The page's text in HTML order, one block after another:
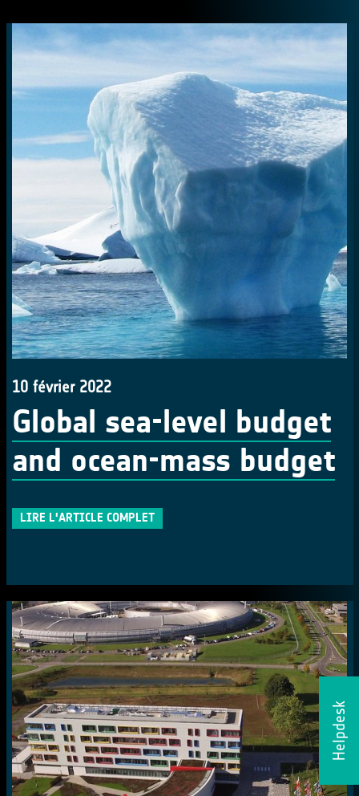
Helpdesk
10 février 2022
Global sea-level budget
and ocean-mass budget
LIRE L'ARTICLE COMPLET